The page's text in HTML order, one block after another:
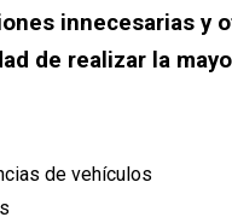
innecesarias y
de realizar la
de vehículos